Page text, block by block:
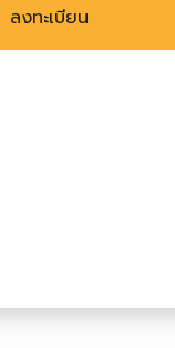
ลงทะเบียน